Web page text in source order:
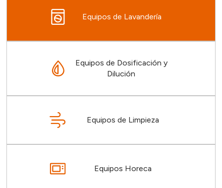
Equipos de Lavandería
Equipos de Dosificación y
Dilución
Equipos de Limpieza
Equipos Horeca